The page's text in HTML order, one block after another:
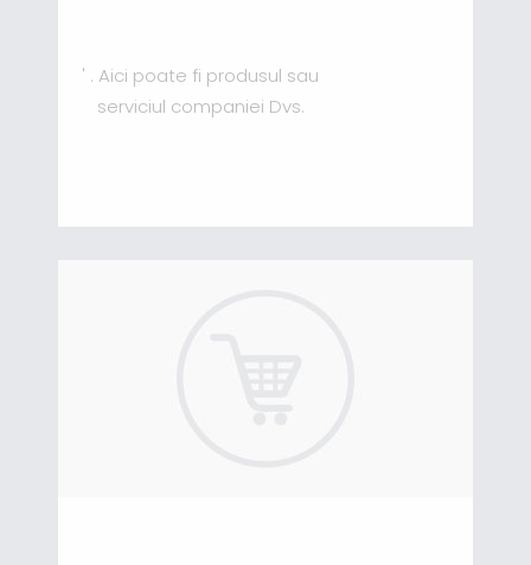
' . Aici poate fi produsul sau
serviciul companiei Dvs.